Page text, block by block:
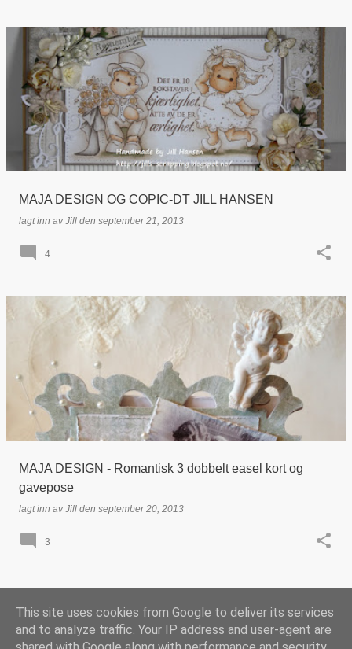
MAJA DESIGN OG COPIC-DT JILL HANSEN
lagt inn avJill den september 21, 2013
4
MAJA DESIGN - Romantisk 3 dobbelt easel kort og
gavepose
lagt inn avJill den september 20, 2013
3
FLERE INNLEGG
This site uses cookies from Google to deliver its services
and to analyze traffic. Your IP address and user-agent are